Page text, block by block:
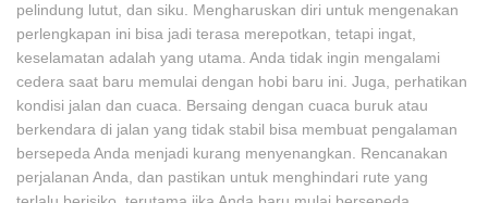
pelindung lutut, dan siku. Mengharuskan diri untuk mengenakan
perlengkapan ini bisa jadi terasa merepotkan, tetapi ingat,
keselamatan adalah yang utama. Anda tidak ingin mengalami
cedera saat baru memulai dengan hobi baru ini. Juga, perhatikan
kondisi jalan dan cuaca. Bersaing dengan cuaca buruk atau
berkendara di jalan yang tidak stabil bisa membuat pengalaman
bersepeda Anda menjadi kurang menyenangkan. Rencanakan
perjalanan Anda, dan pastikan untuk menghindari rute yang